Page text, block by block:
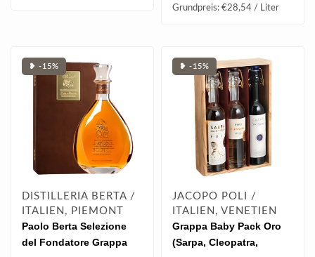
Grundpreis: €28,54 / Liter
❥ -15%
DISTILLERIA BERTA /
ITALIEN, PIEMONT
Paolo Berta Selezione
del Fondatore Grappa
❥ -15%
JACOPO POLI /
ITALIEN, VENETIEN
Grappa Baby Pack Oro
(Sarpa, Cleopatra,